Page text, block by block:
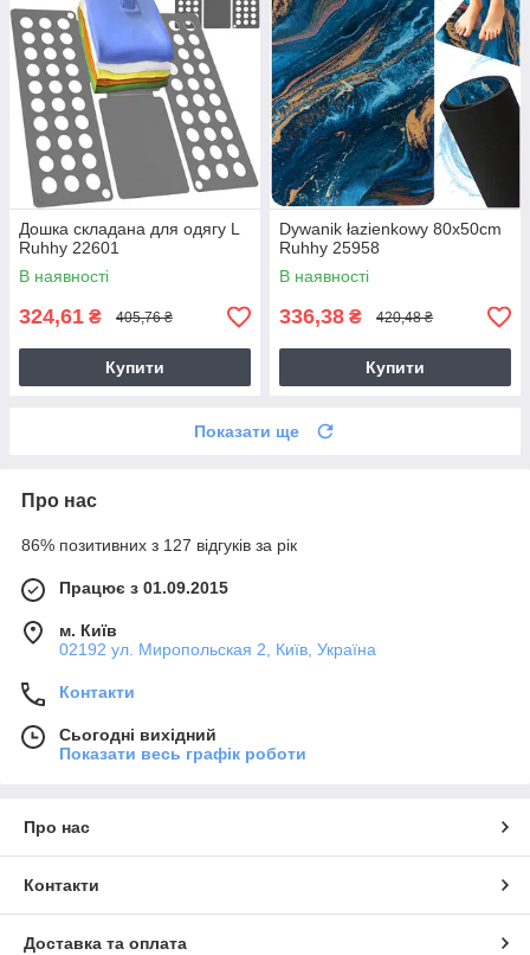
Дошка складана для одягу L
Ruhhy 22601
В наявності
324,61 ₴ 405,76 ₴
Купити
Dywanik łazienkowy 80x50cm
Ruhhy 25958
В наявності
336,38 ₴ 420,48 ₴
Купити
Показати ще
Про нас
86% позитивних з 127 відгуків за рік
Працює з 01.09.2015
м. Київ
02192 ул. Миропольская 2, Київ, Україна
Контакти
Сьогодні вихідний
Показати весь графік роботи
Про нас
Контакти
Доставка та оплата